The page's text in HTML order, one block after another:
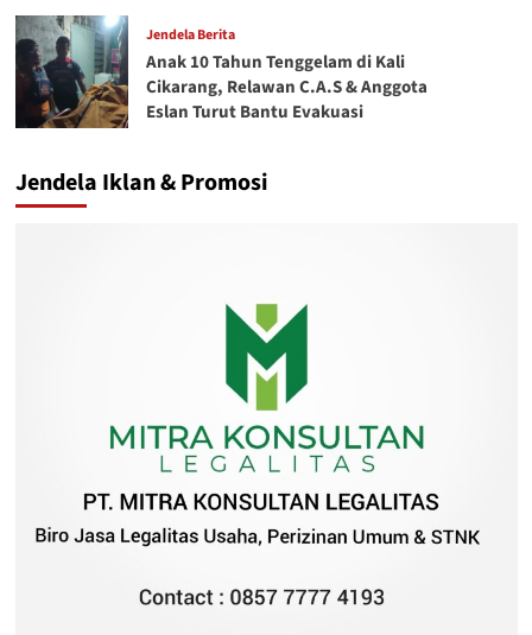
Jendela Berita
Anak 10 Tahun Tenggelam di Kali
Cikarang, Relawan C.A.S & Anggota
Eslan Turut Bantu Evakuasi
Jendela Iklan & Promosi